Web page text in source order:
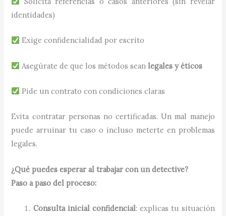
identidades)
Exige confidencialidad por escrito
Asegúrate de que los métodos seanlegales y éticos
Pide un contrato con condiciones claras
Evita contratar personas no certificadas. Un mal manejo
puede arruinar tu caso o incluso meterte en problemas
legales.
¿Qué puedes esperar al trabajar con un detective?
Paso a paso del proceso:
Consulta inicial confidencial: explicas tu situación